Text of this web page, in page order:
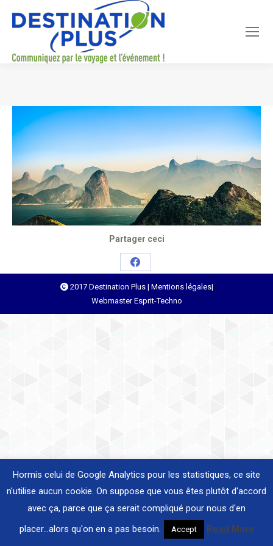
Partager ceci
Share
on
Facebook
2017 Destination Plus | Mentions légales|
WebmasterEsprit-Techno
Hormis celui de Google Analytics pour les statistiques, ce site
n'utilise aucun cookie. On suppose que vous êtes plutôt d'accord
avec ça, parce que ça serait compliqué pour nous d'en
placer...alors qu'on en a pas besoin.
Accept Read More